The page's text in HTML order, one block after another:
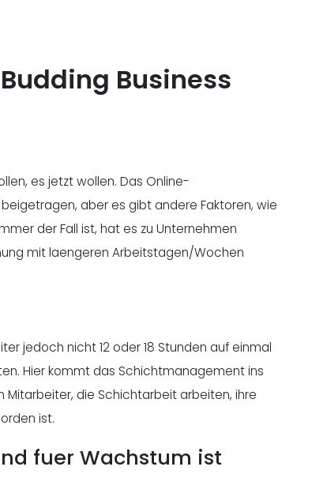
Business
es jetzt wollen. Das Online-
aber es gibt andere Faktoren, wie
der Fall ist, hat es zu Unternehmen
mit laengeren Arbeitstagen/Wochen
jedoch nicht 12 oder 18 Stunden auf einmal
Hier kommt das Schichtmanagement ins
Mitarbeiter, die Schichtarbeit arbeiten, ihre
ist.
fuer Wachstum ist